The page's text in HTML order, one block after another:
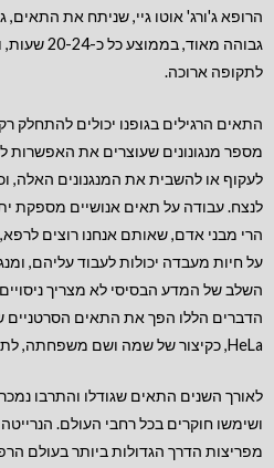
הרופא ג'ורג' אוטו גיי, שניתח את
גבוהה
לתקופה ארוכה.
התאים הרגילים בגופנו יכולים להתחלק
מספר מנגונונים שעוצרים את האפשרות
לעקוף או להשבית את המנגנונים האלה,
לנצח. עבודה על תאים אנושיים מספקת
הרי מבני אדם, שאותם אנחנו רוצים
על חיות מעבדה יכולות לעבוד עליהם,
השלב של המדע הבסיסי לא מצריך
הדברים הללו הפך את התאים הסרטניים
HeLa, כקיצור של שמה ושם משפחתה, לתאים מבוקשים ביותר.
לאורך השנים התאים שגודלו והתרבו
ושימשו חוקרים בכל רחבי העולם.